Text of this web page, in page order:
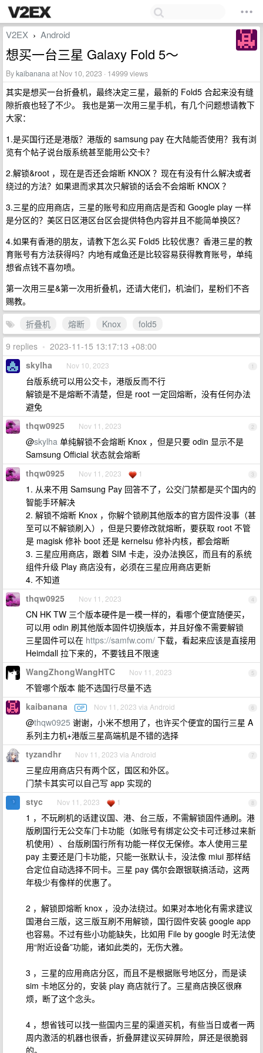
V2EX › Android
想买一台三星 Galaxy Fold 5～
Bykaibananaat Nov 10, 2023 · 14999 views
其实是想买一台折叠机，最终决定三星，最新的 Fold5 合起来没有缝
隙折痕也轻了不少。 我也是第一次用三星手机，有几个问题想请教下
大家：
1.是买国行还是港版？港版的 samsung pay 在大陆能否使用？我有浏
览有个帖子说台版系统甚至能用公交卡？
2.解锁&root ，现在是否还会熔断 KNOX ？现在有没有什么解决或者
绕过的方法？如果退而求其次只解锁的话会不会熔断 KNOX ？
3.三星的应用商店，三星的账号和应用商店是否和 Google play 一样
是分区的？美区日区港区台区会提供特色内容并且不能简单换区？
4.如果有香港的朋友，请教下怎么买 Fold5 比较优惠？香港三星的教
育账号有方法获得吗？内地有咸鱼还是比较容易获得教育账号，单纯
想省点钱不喜勿喷。
第一次用三星&第一次用折叠机，还请大佬们，机油们，星粉们不吝
赐教。
折叠机
熔断 Knox
fold5
9 replies • 2023-11-15 13:17:13 +08:00
1
skylha Nov 10, 2023
台版系统可以用公交卡，港版反而不行
解锁是不是熔断不清楚，但是 root 一定回熔断，没有任何办法
避免
2
thqw0925 Nov 11, 2023
@skylha 单纯解锁不会熔断 Knox ，但是只要 odin 显示不是
Samsung Official 状态就会熔断
3
thqw0925 Nov 11, 2023 1
1. 从来不用 Samsung Pay 回答不了，公交门禁都是买个国内的
智能手环解决
2. 解锁不熔断 Knox ，你解个锁刷其他版本的官方固件没事（甚
至可以不解锁刷入），但是只要修改就熔断，要获取 root 不管
是 magisk 修补 boot 还是 kernelsu 修补内核，都会熔断
3. 三星应用商店，跟着 SIM 卡走，没办法换区，而且有的系统
组件升级 Play 商店没有，必须在三星应用商店更新
4. 不知道
4
thqw0925 Nov 11, 2023
CN HK TW 三个版本硬件是一模一样的，看哪个便宜随便买，
可以用 odin 刷其他版本固件切换版本，并且好像不需要解锁
三星固件可以在 https://samfw.com/ 下载，看起来应该是直接用
Heimdall 拉下来的，不要钱且不限速
5
WangZhongWangHTC Nov 11, 2023
不管哪个版本 能不选国行尽量不选
6
kaibanana OP Nov 11, 2023 via Android
@thqw0925 谢谢，小米不想用了，也许买个便宜的国行三星 A
系列主力机+港版三星高端机是不错的选择
7
tyzandhr Nov 11, 2023 via Android
三星应用商店只有两个区，国区和外区。
门禁卡其实可以自己写 app 实现的
8
styc Nov 11, 2023 1
1 ，不玩刷机的话建议国、港、台三版，不需解锁固件通刷。港
版刷国行无公交车门卡功能（如账号有绑定公交卡可迁移过来新
机使用）、台版刷国行所有功能一样仅无保修。本人使用三星
pay 主要还是门卡功能，只能一张默认卡，没法像 miui 那样结
合定位自动选择不同卡。三星 pay 偶尔会跟银联搞活动，这两
年极少有像样的优惠了。
2 ，解锁即熔断 knox ，没办法绕过。如果对本地化有需求建议
国港台三版，这三版互刷不用解锁，国行固件安装 google app
也容易。不过有些小功能缺失，比如用 File by google 时无法使
用“附近设备”功能，诸如此类的，无伤大雅。
3 ，三星的应用商店分区，而且不是根据账号地区分，而是读
sim 卡地区分的，安装 play 商店就行了。三星商店换区很麻
烦，断了这个念头。
4 ，想省钱可以找一些国内三星的渠道买机，有些当日或者一两
周内激活的机器也很香，折叠屏建议买碎屏险，屏还是很脆弱
的。